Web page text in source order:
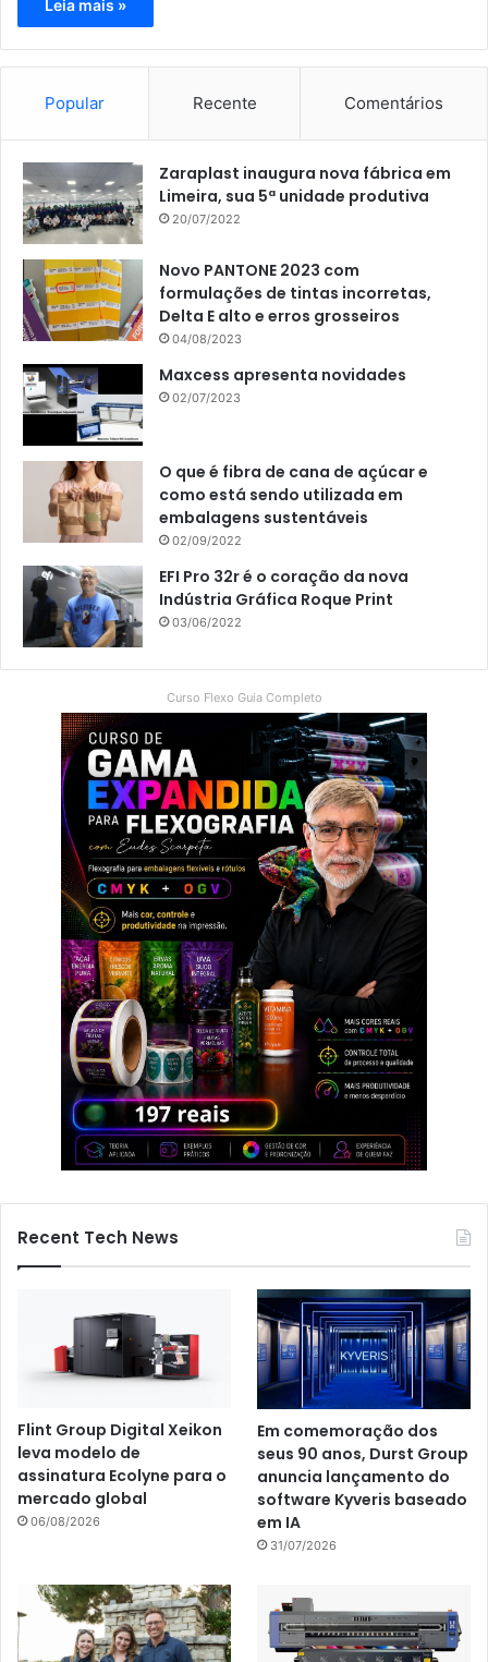
Leia mais »
Popular Recente Comentários
Zaraplast inaugura nova fábrica em
Limeira, sua 5ª unidade produtiva
20/07/2022
Novo PANTONE 2023 com
formulações de tintas incorretas,
Delta E alto e erros grosseiros
04/08/2023
Maxcess apresenta novidades
02/07/2023
O que é fibra de cana de açúcar e
como está sendo utilizada em
embalagens sustentáveis
02/09/2022
EFI Pro 32r é o coração da nova
Indústria Gráfica Roque Print
03/06/2022
Curso Flexo Guia Completo
Recent Tech News
Flint Group Digital Xeikon
leva modelo de
assinatura Ecolyne para o
mercado global
06/08/2026
Em comemoração dos
seus 90 anos, Durst Group
anuncia lançamento do
software Kyveris baseado
em IA
31/07/2026